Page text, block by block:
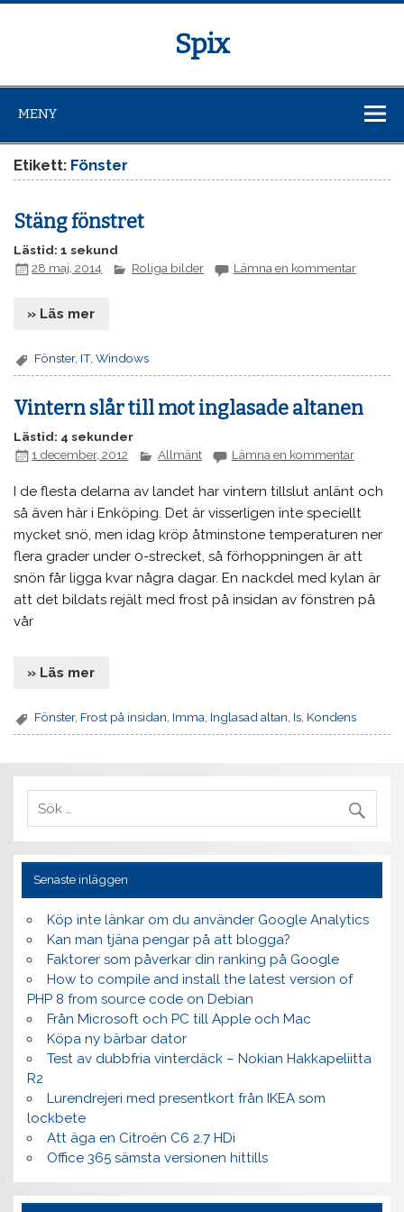
Spix
MENY
Etikett: Fönster
Stäng fönstret
Lästid: 1 sekund
28 maj, 2014
Roliga bilder Lämna en kommentar
» Läs mer
Fönster, IT,Windows
Vintern slår till mot inglasade altanen
Lästid: 4 sekunder
1 december, 2012
Allmänt Lämna en kommentar
I de flesta delarna av landet har vintern tillslut anlänt och
så även här i Enköping. Det är visserligen inte speciellt
mycket snö, men idag kröp åtminstone temperaturen ner
flera grader under 0-strecket, så förhoppningen är att
snön får ligga kvar några dagar. En nackdel med kylan är
att det bildats rejält med frost på insidan av fönstren på
vår
» Läs mer
Fönster, Frost på insidan, Imma, Inglasad altan, Is, Kondens
Senaste inläggen
Köp inte länkar om du använder Google Analytics
Kan man tjäna pengar på att blogga?
Faktorer som påverkar din ranking på Google
How to compile and install the latest version of
PHP 8 from source code on Debian
Från Microsoft och PC till Apple och Mac
Köpa ny bärbar dator
Test av dubbfria vinterdäck – Nokian Hakkapeliitta
R2
Lurendrejeri med presentkort från IKEA som
lockbete
Att äga en Citroën C6 2.7 HDi
Office 365 sämsta versionen hittills